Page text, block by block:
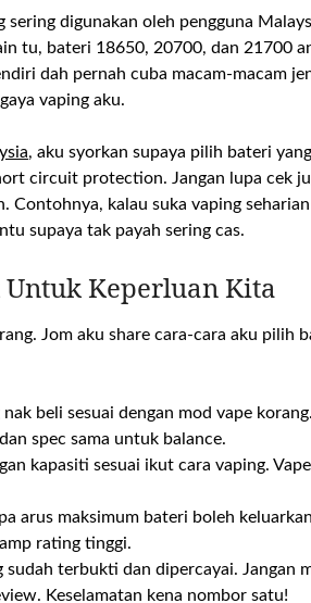
sering digunakan oleh pengguna
tu, bateri 18650, 20700, dan 21700
dah pernah cuba macam-macam
vaping aku.
, aku syorkan supaya pilih bateri
circuit protection. Jangan lupa cek
Contohnya, kalau suka vaping
supaya tak payah sering cas.
Keperluan Kita
Jom aku share cara-cara aku pilih
beli sesuai dengan mod vape
spec sama untuk balance.
kapasiti sesuai ikut cara vaping.
arus maksimum bateri boleh
rating tinggi.
sudah terbukti dan dipercayai. Jangan
Keselamatan kena nombor satu!